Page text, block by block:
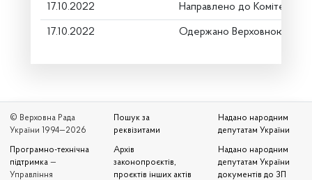
17.10.2022 Направлено до Комітету
17.10.2022 Одержано Верховною
© Верховна Рада
України 1994—2026
Програмно-технічна
підтримка —
Управління
Пошук за
реквізитами
Архів
законопроєктів,
проєктів інших актів
Надано народним
депутатам України
Надано народним
депутатам України
документів до ЗП